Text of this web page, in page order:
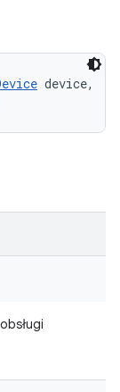
device,